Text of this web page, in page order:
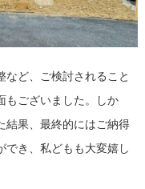
など、ご検討されること
もございました。しか
結果、最終的にはご納得
でき、私どもも大変嬉し